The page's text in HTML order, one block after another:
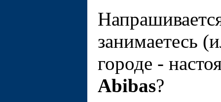
занимаетесь
городе -
Abibas?